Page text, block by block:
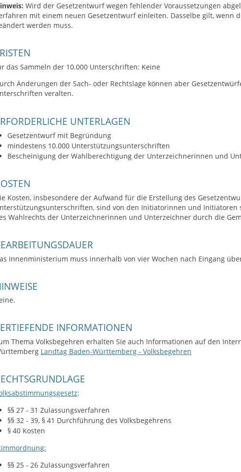
Wird der Gesetzentwurf wegen fehlender Voraussetzungen
mit einem neuen Gesetzentwurf einleiten. Dasselbe gilt, wenn
werden muss.
das Sammeln der 10.000 Unterschriften: Keine
Änderungen der Sach- oder Rechtslage können aber
veralten.
UNTERLAGEN
Gesetzentwurf mit Begründung
mindestens 10.000 Unterstützungsunterschriften
Bescheinigung der Wahlberechtigung der Unterzeichnerinnen und
Kosten, insbesondere der Aufwand für die Erstellung des
sind von den Initiatorinnen und Initiatoren
Wahlrechts der Unterzeichnerinnen und Unterzeichner durch die
Innenministerium muss innerhalb von vier Wochen nach Eingang
INFORMATIONEN
Thema Volksbegehren erhalten Sie auch Informationen auf den
Landtag Baden-Württemberg - Volksbegehren
:
§§ 27 - 31 Zulassungsverfahren
§§ 32 - 39, § 41 Durchführung des Volksbegehrens
§ 40 Kosten
§§ 25 - 26 Zulassungsverfahren